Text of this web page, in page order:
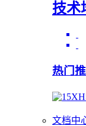
技术
热门
文档中